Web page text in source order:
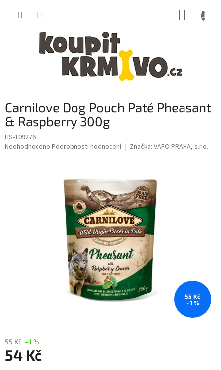
Carnilove Dog Pouch Paté Pheasant
& Raspberry 300g
HS-109276
Průměrné
Neohodnoceno Podrobnosti hodnocení Značka: VAFO PRAHA, s.r.o.
55 Kč
–1 %
55 Kč –1 %
54 Kč